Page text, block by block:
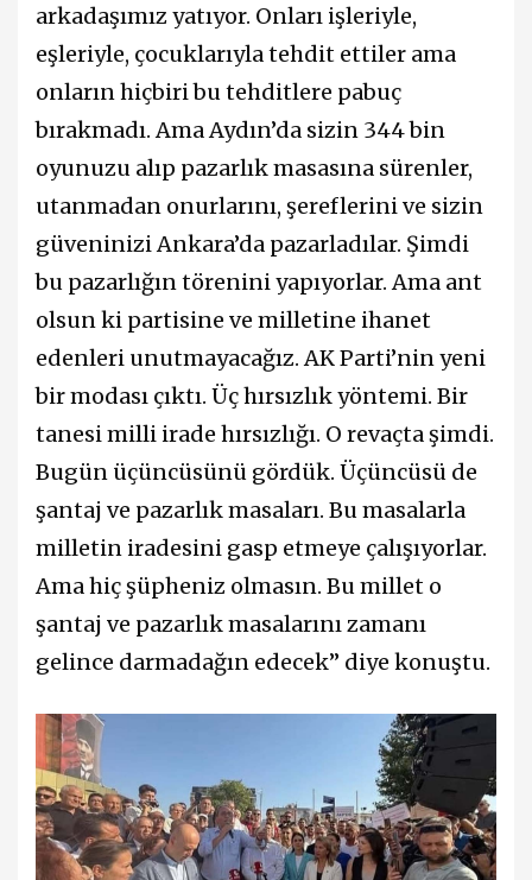
arkadaşımız yatıyor. Onları işleriyle,
eşleriyle, çocuklarıyla tehdit ettiler ama
onların hiçbiri bu tehditlere pabuç
bırakmadı. Ama Aydın’da sizin 344 bin
oyunuzu alıp pazarlık masasına sürenler,
utanmadan onurlarını, şereflerini ve sizin
güveninizi Ankara’da pazarladılar. Şimdi
bu pazarlığın törenini yapıyorlar. Ama ant
olsun ki partisine ve milletine ihanet
edenleri unutmayacağız. AK Parti’nin yeni
bir modası çıktı. Üç hırsızlık yöntemi. Bir
tanesi milli irade hırsızlığı. O revaçta şimdi.
Bugün üçüncüsünü gördük. Üçüncüsü de
şantaj ve pazarlık masaları. Bu masalarla
milletin iradesini gasp etmeye çalışıyorlar.
Ama hiç şüpheniz olmasın. Bu millet o
şantaj ve pazarlık masalarını zamanı
gelince darmadağın edecek” diye konuştu.